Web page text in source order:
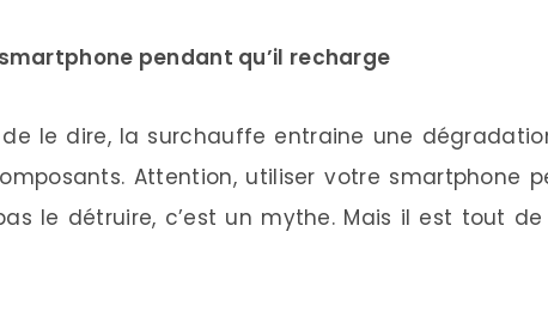
pendant qu’il recharge
le dire, la surchauffe entraine une
Attention, utiliser votre smartphone
le détruire, c’est un mythe. Mais il est tout